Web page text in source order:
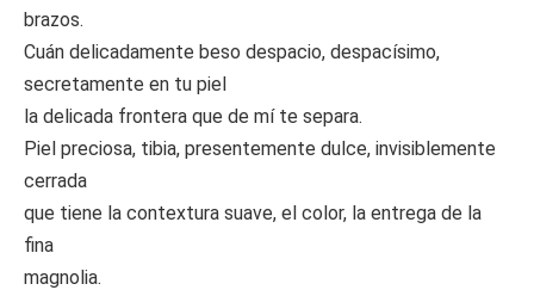
brazos.
Cuán delicadamente beso despacio, despacísimo,
secretamente en tu piel
la delicada frontera que de mí te separa.
Piel preciosa, tibia, presentemente dulce, invisiblemente
cerrada
que tiene la contextura suave, el color, la entrega de la
fina
magnolia.